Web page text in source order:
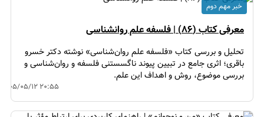
معرفی کتاب (۸۶) | فلسفه علم روانشناسی
تحلیل و بررسی کتاب «فلسفه علم روان‌شناسی» نوشته دکتر خسرو
باقری؛ اثری جامع در تبیین پیوند ناگسستنی فلسفه و روان‌شناسی و
بررسی موضوع، روش و اهداف این علم.
۱۴۰۵/۰۵/۱۲ ۲۰:۵۵
خبر مهم دوم